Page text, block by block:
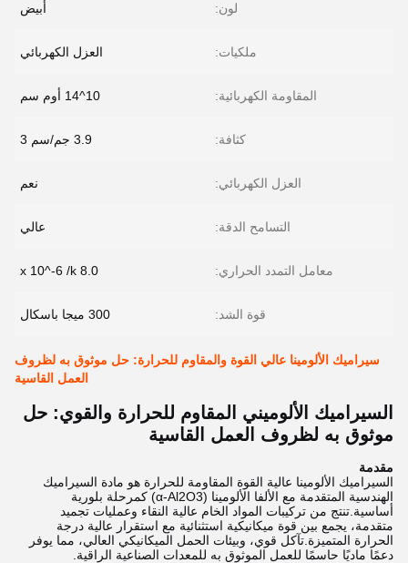
لون: أبيض
ملكيات: العزل الكهربائي
المقاومة الكهربائية: 10^14 أوم سم
كثافة: 3.9 جم/سم 3
العزل الكهربائي: نعم
التسامح الدقة: عالي
معامل التمدد الحراري: 8.0 x 10^-6 /k
قوة الشد: 300 ميجا باسكال
سيراميك الألومينا عالي القوة والمقاوم للحرارة: حل موثوق به لظروف
العمل القاسية
السيراميك الألوميني المقاوم للحرارة والقوي: حل
موثوق به لظروف العمل القاسية
مقدمة
السيراميك الألومينا عالية القوة المقاومة للحرارة هو مادة السيراميك
الهندسية المتقدمة مع الألفا الألومينا (α-Al2O3) كمرحلة بلورية
أساسية.تنتج من تركيبات المواد الخام عالية النقاء وعمليات تجميد
متقدمة، يجمع بين قوة ميكانيكية استثنائية مع استقرار عالية درجة
الحرارة المتميزة.تآكل قوي، وبيئات الحمل الميكانيكي العالي، مما يوفر
دعمًا ماديًا حاسمًا للعمل الموثوق به للمعدات الصناعية الراقية.